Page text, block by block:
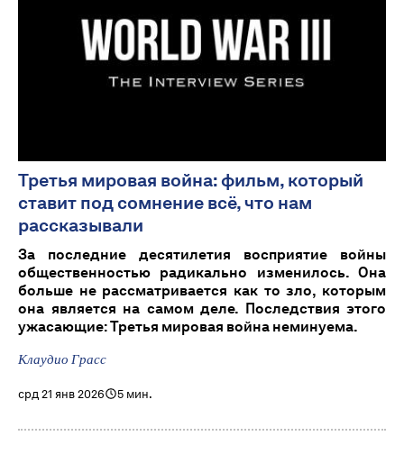
Третья мировая война: фильм, который
ставит под сомнение всё, что нам
рассказывали
За последние десятилетия восприятие войны
общественностью радикально изменилось. Она
больше не рассматривается как то зло, которым
она является на самом деле. Последствия этого
ужасающие: Третья мировая война неминуема.
Клаудио Грасс
срд 21 янв 2026 5 мин.